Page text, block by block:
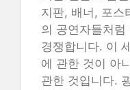
지판, 배너, 포스
의 공연자들처럼
경쟁합니다. 이
에 관한 것이 아
관한 것입니다.